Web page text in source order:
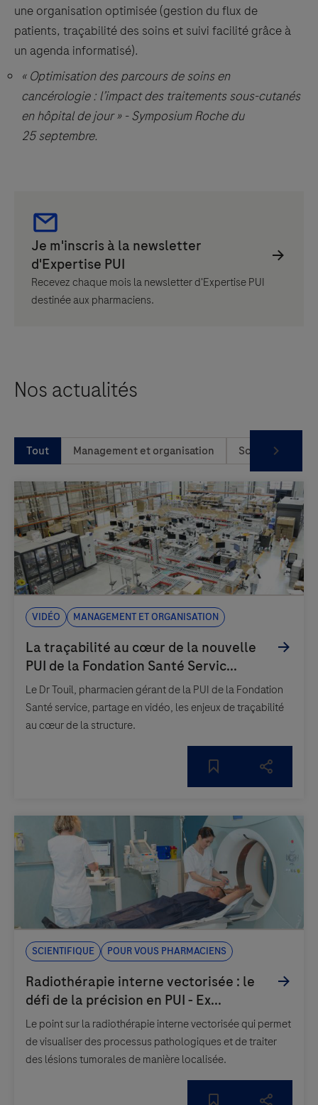
une organisation optimisée (gestion du flux de
patients, traçabilité des soins et suivi facilité grâce à
un agenda informatisé).
« Optimisation des parcours de soins en
cancérologie : l’impact des traitements sous-cutanés
en hôpital de jour » - Symposium Roche du
25 septembre.
Recevez chaque mois la newsletter d'Expertise PUI
destinée aux pharmaciens.
Nos actualités